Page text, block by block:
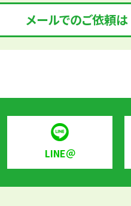
メールでのご依頼は
LINE＠